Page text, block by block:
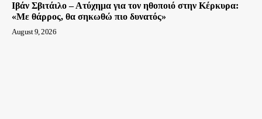
Ιβάν Σβιτάιλο – Ατύχημα για τον ηθοποιό στην Κέρκυρα:
«Με θάρρος, θα σηκωθώ πιο δυνατός»
August 9, 2026